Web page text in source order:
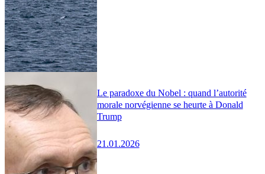
Le paradoxe du Nobel : quand l’autorité
morale norvégienne se heurte à Donald
Trump
21.01.2026